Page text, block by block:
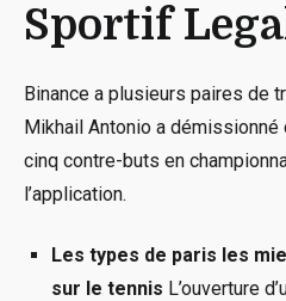
Sportif
Binance a plusieurs paires de
Mikhail Antonio a démissionné
cinq contre-buts en
l’application.
Les types de paris les
sur le tennis L’ouverture